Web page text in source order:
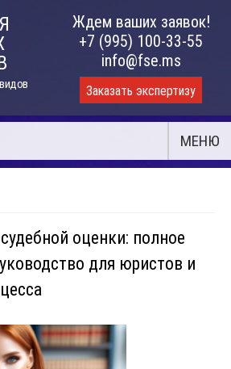
Ждем ваших заявок!
+7 (995) 100-33-55
info@fse.ms
Заказать экспертизу
МЕНЮ
оценки: полное
для юристов и